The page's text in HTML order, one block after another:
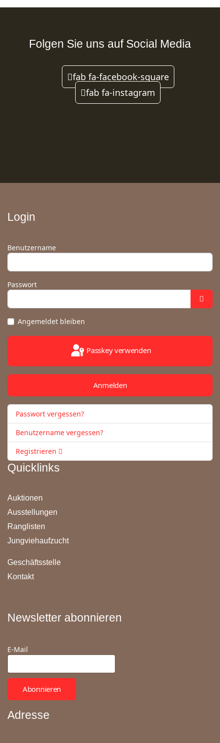
Folgen Sie uns auf Social Media
fab fa-facebook-square
fab fa-instagram
Adresse
Newsletter abonnieren
E-Mail
Abonnieren
Quicklinks
Auktionen
Ausstellungen
Ranglisten
Jungviehaufzucht
Geschäftsstelle
Kontakt
Login
Benutzername
Passwort
Angemeldet bleiben
Passkey verwenden
Anmelden
Passwort vergessen?
Benutzername vergessen?
Registrieren